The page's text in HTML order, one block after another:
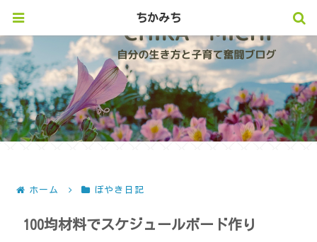
ホーム ぼやき日記
100均材料でスケジュールボード作り
ちかみち